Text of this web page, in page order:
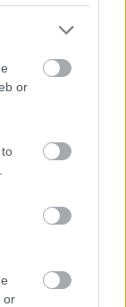
or
or
Ristorante...